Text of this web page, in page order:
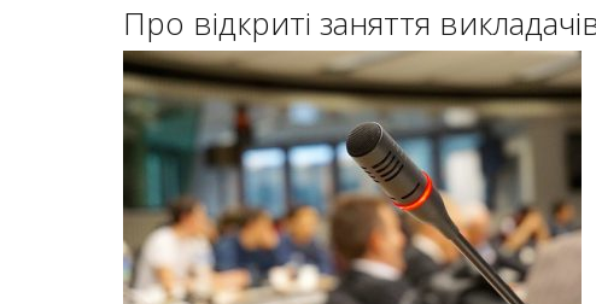
Про відкриті заняття